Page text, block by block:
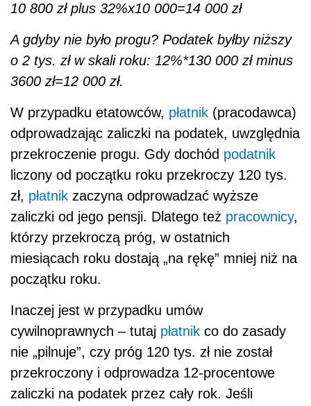
10 800 zł plus 32%x10 000=14 000 zł
A gdyby nie było progu? Podatek byłby niższy
o 2 tys. zł w skali roku: 12%*130 000 zł minus
3600 zł=12 000 zł.
W przypadku etatowców, płatnik (pracodawca)
odprowadzając zaliczki na podatek, uwzględnia
przekroczenie progu. Gdy dochód podatnik
liczony od początku roku przekroczy 120 tys.
zł, płatnik zaczyna odprowadzać wyższe
zaliczki od jego pensji. Dlatego też pracownicy,
którzy przekroczą próg, w ostatnich
miesiącach roku dostają „na rękę” mniej niż na
początku roku.
Inaczej jest w przypadku umów
cywilnoprawnych – tutaj płatnik co do zasady
nie „pilnuje”, czy próg 120 tys. zł nie został
przekroczony i odprowadza 12-procentowe
zaliczki na podatek przez cały rok. Jeśli